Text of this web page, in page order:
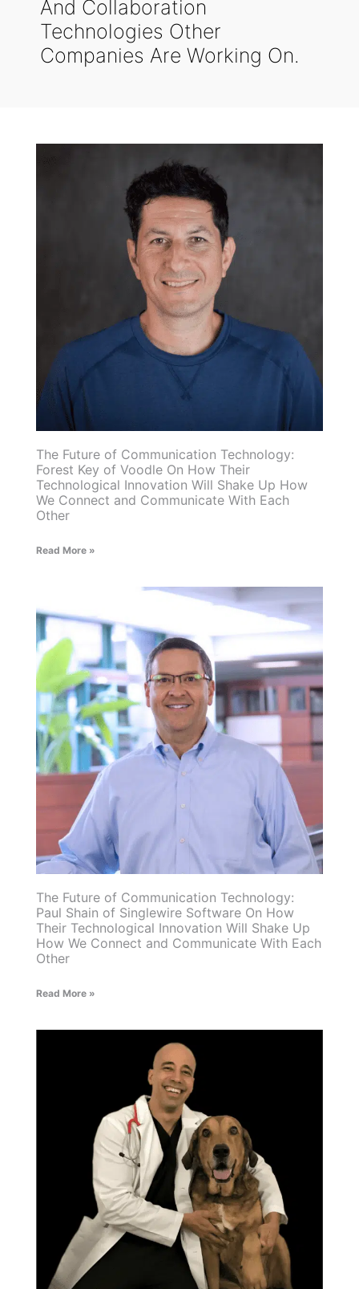
And Collaboration
Technologies Other
Companies Are Working On.
The Future of Communication Technology:
Forest Key of Voodle On How Their
Technological Innovation Will Shake Up How
We Connect and Communicate With Each
Other
Read More »
The Future of Communication Technology:
Paul Shain of Singlewire Software On How
Their Technological Innovation Will Shake Up
How We Connect and Communicate With Each
Other
Read More »